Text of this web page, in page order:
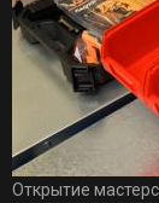
Открытие